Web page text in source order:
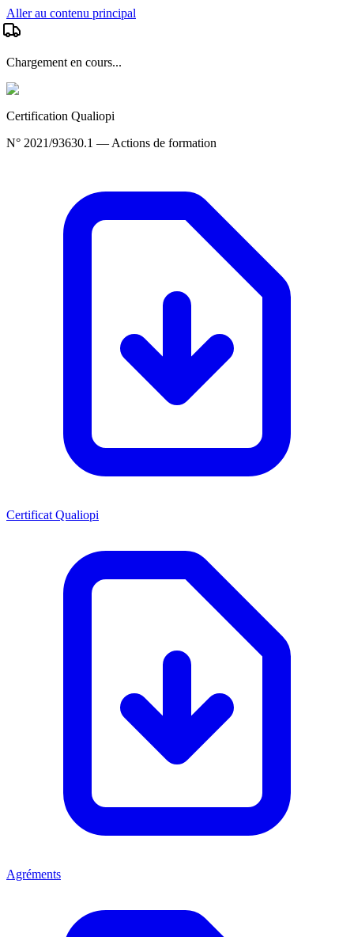
Aller au contenu principal
Chargement en cours...
Certification Qualiopi
N° 2021/93630.1 — Actions de formation
Certificat Qualiopi
Agréments